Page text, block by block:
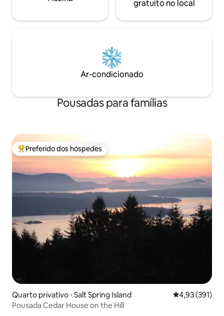
gratuito no local
Ar-condicionado
Pousadas para famílias
Entre os melhores preferidos dos hóspedes
Preferido dos hóspedes
Quarto privativo ⋅ Salt Spring Island 4,93 de uma
4,93 (391)
Pousada Cedar House on the Hill